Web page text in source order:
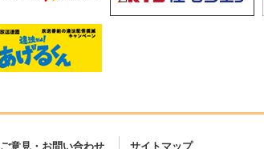
ご意見・お問い合わせ サイトマップ